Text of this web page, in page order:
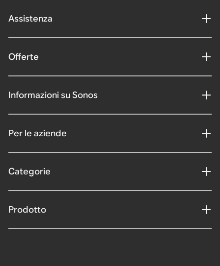
Assistenza
Offerte
Informazioni su Sonos
Per le aziende
Categorie
Prodotto